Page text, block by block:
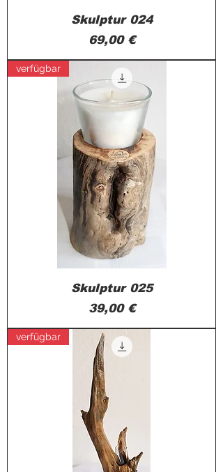
Skulptur 024
Preis
69,00 €
verfügbar
Skulptur 025
Preis
39,00 €
verfügbar